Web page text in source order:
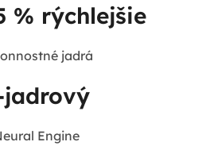
% rýchlejšie
jadrá
jadrový
Engine